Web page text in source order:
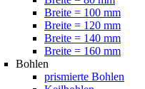
Breite = 100 mm
Breite = 120 mm
Breite = 140 mm
Breite = 160 mm
Bohlen
prismierte Bohlen